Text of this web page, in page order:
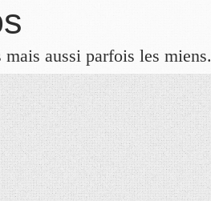
aussi parfois les miens.